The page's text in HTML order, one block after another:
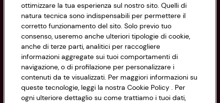
Privacy Policy
Cookie Policy
Impostazioni Cookie
Accessibilità
CONAD SOCIETÀ COOPERATIVA
Via Michelino, 59 | 40127 BOLOGNA
Codice Fiscale e Registro Imprese
di Bologna 00865960157
PARTITA IVA 03320960374
ottimizzare la tua esperienza sul nostro sito. Quelli di
natura tecnica sono indispensabili per permettere il
corretto funzionamento del sito. Solo previo tuo
consenso, useremo anche ulteriori tipologie di cookie,
anche di terze parti, analitici per raccogliere
informazioni aggregate sui tuoi comportamenti di
navigazione, o di profilazione per personalizzare i
contenuti da te visualizzati. Per maggiori informazioni su
queste tecnologie, leggi la nostra Cookie Policy . Per
ogni ulteriore dettaglio su come trattiamo i tuoi dati,